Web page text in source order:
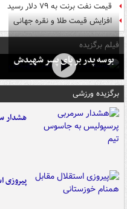
قیمت نفت برنت به ۷۹ دلار رسید
افزایش قیمت طلا و نقره جهانی
فیلم برگزیده
بوسه‌ پدر بر پای پسر شهیدش
برگزیده ورزشی
هشدار
پیروزی